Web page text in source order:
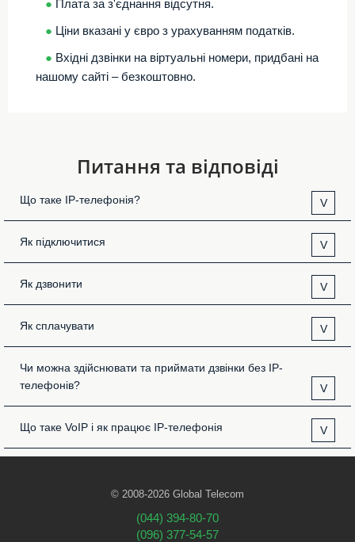
● Плата за з'єднання відсутня.
● Ціни вказані у євро з урахуванням податків.
● Вхідні дзвінки на віртуальні номери, придбані на
нашому сайті – безкоштовно.
Питання та відповіді
Що таке IP-телефонія? V
Як підключитися V
Як дзвонити V
Як сплачувати V
Чи можна здійснювати та приймати дзвінки без IP-
телефонів?
V
Що таке VoIP і як працює IP-телефонія V
© 2008-2026 Global Telecom
(044) 394-80-70
(096) 377-54-57